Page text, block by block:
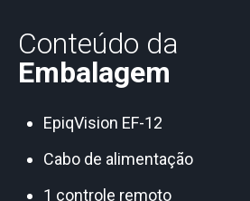
Conteúdo da
Embalagem
EpiqVision EF-12
Cabo de alimentação
1 controle remoto